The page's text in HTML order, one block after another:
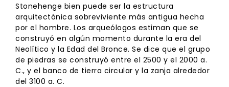
Stonehenge bien puede ser la estructura
arquitectónica sobreviviente más antigua hecha
por el hombre. Los arqueólogos estiman que se
construyó en algún momento durante la era del
Neolítico y la Edad del Bronce. Se dice que el grupo
de piedras se construyó entre el 2500 y el 2000 a.
C., y el banco de tierra circular y la zanja alrededor
del 3100 a. C.